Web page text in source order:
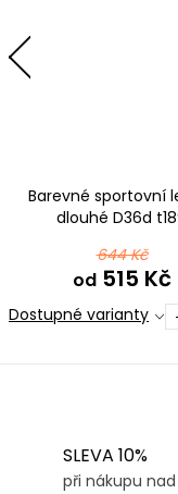
Barevné sportovní
dlouhé D36d
644 Kč
od515 Kč
Dostupné varianty
SLEVA 10%
při nákupu